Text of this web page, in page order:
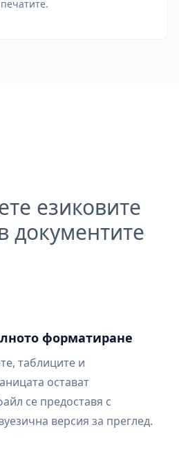
печатите.
езиковите
документите
форматиране
таблиците и
остават
се предоставя с
версия за преглед.